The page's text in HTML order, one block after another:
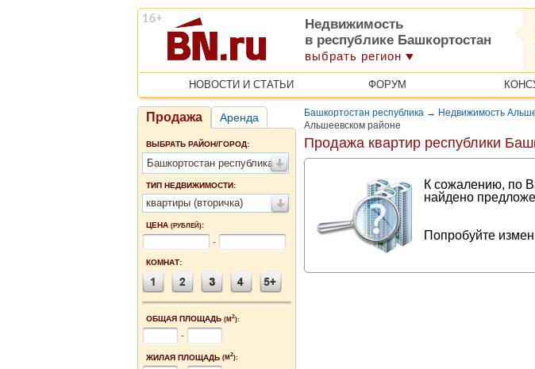
Недвижимость
в республике Башкортостан
выбрать регион
НОВОСТИ И СТАТЬИ ФОРУМ
Продажа Аренда
ВЫБРАТЬ РАЙОН/ГОРОД:
Башкортостан республика
ТИП НЕДВИЖИМОСТИ:
квартиры (вторичка)
ЦЕНА (РУБЛЕЙ):
-
КОМНАТ:
ОБЩАЯ ПЛОЩАДЬ (М2):
-
ЖИЛАЯ ПЛОЩАДЬ (М2):
Башкортостан республика → Недвижимость
Альшеевском районе
Продажа квартир республики
К сожалению, по
найдено
Попробуйте